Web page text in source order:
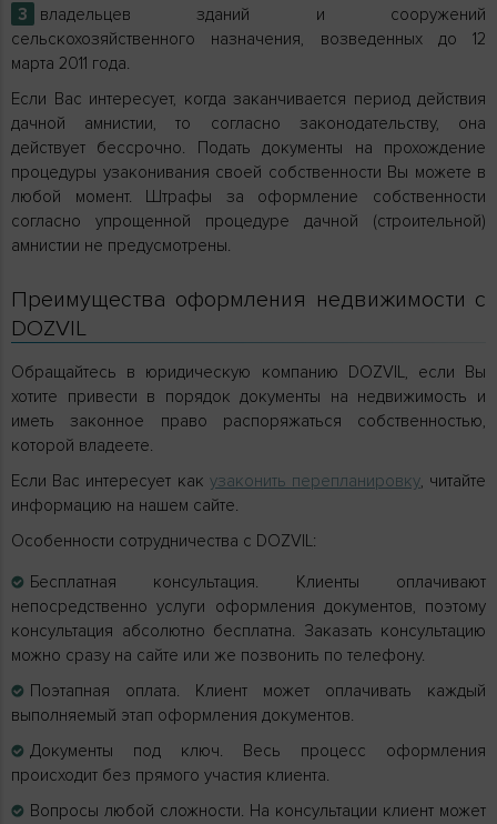
владельцев зданий и сооружений
сельскохозяйственного назначения, возведенных до 12
марта 2011 года.
Если Вас интересует, когда заканчивается период действия
дачной амнистии, то согласно законодательству, она
действует бессрочно. Подать документы на прохождение
процедуры узаконивания своей собственности Вы можете в
любой момент. Штрафы за оформление собственности
согласно упрощенной процедуре дачной (строительной)
амнистии не предусмотрены.
Преимущества оформления недвижимости с
DOZVIL
Обращайтесь в юридическую компанию DOZVIL, если Вы
хотите привести в порядок документы на недвижимость и
иметь законное право распоряжаться собственностью,
которой владеете.
Если Вас интересует как узаконить перепланировку, читайте
информацию на нашем сайте.
Особенности сотрудничества с DOZVIL:
Бесплатная консультация. Клиенты оплачивают
непосредственно услуги оформления документов, поэтому
консультация абсолютно бесплатна. Заказать консультацию
можно сразу на сайте или же позвонить по телефону.
Поэтапная оплата. Клиент может оплачивать каждый
выполняемый этап оформления документов.
Документы под ключ. Весь процесс оформления
происходит без прямого участия клиента.
Вопросы любой сложности. На консультации клиент может